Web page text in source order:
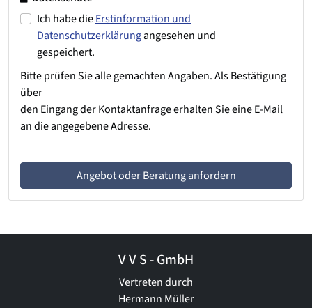
Ich habe dieErstinformation und
Datenschutzerklärungangesehen und
gespeichert.
Bitte prüfen Sie alle gemachten Angaben. Als Bestätigung
über
den Eingang der Kontaktanfrage erhalten Sie eine E-Mail
an die angegebene Adresse.
Angebot oder Beratung anfordern
V V S - GmbH
Vertreten durch
Hermann Müller